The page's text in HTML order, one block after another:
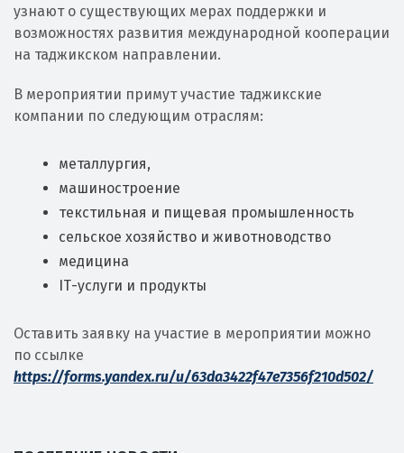
узнают о существующих мерах поддержки и
возможностях развития международной кооперации
на таджикском направлении.
В мероприятии примут участие таджикские
компании по следующим отраслям:
металлургия,
машиностроение
текстильная и пищевая промышленность
сельское хозяйство и животноводство
медицина
IТ-услуги и продукты
Оставить заявку на участие в мероприятии можно
по ссылке
https://forms.yandex.ru/u/63da3422f47e7356f210d502/